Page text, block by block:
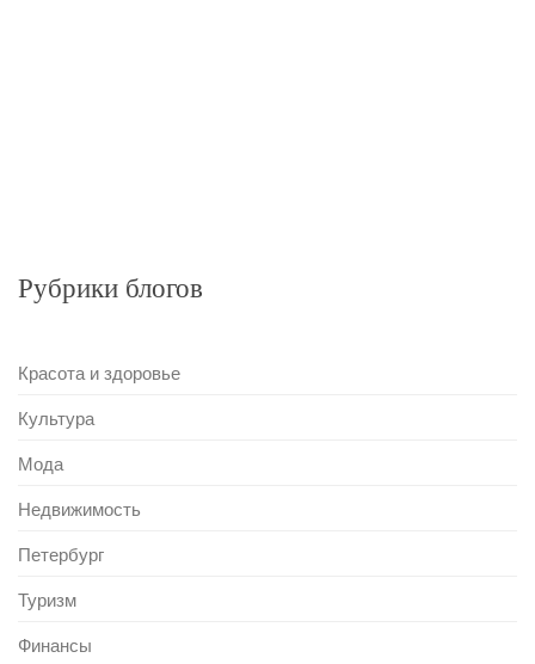
Рубрики блогов
Красота и здоровье
Культура
Мода
Недвижимость
Петербург
Туризм
Финансы